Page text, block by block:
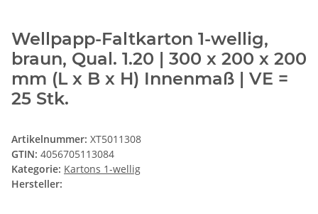
Wellpapp-Faltkarton 1-wellig,
braun, Qual. 1.20 | 300 x 200 x 200
mm (L x B x H) Innenmaß | VE =
25 Stk.
Artikelnummer: XT5011308
GTIN: 4056705113084
Kategorie: Kartons 1-wellig
Hersteller: